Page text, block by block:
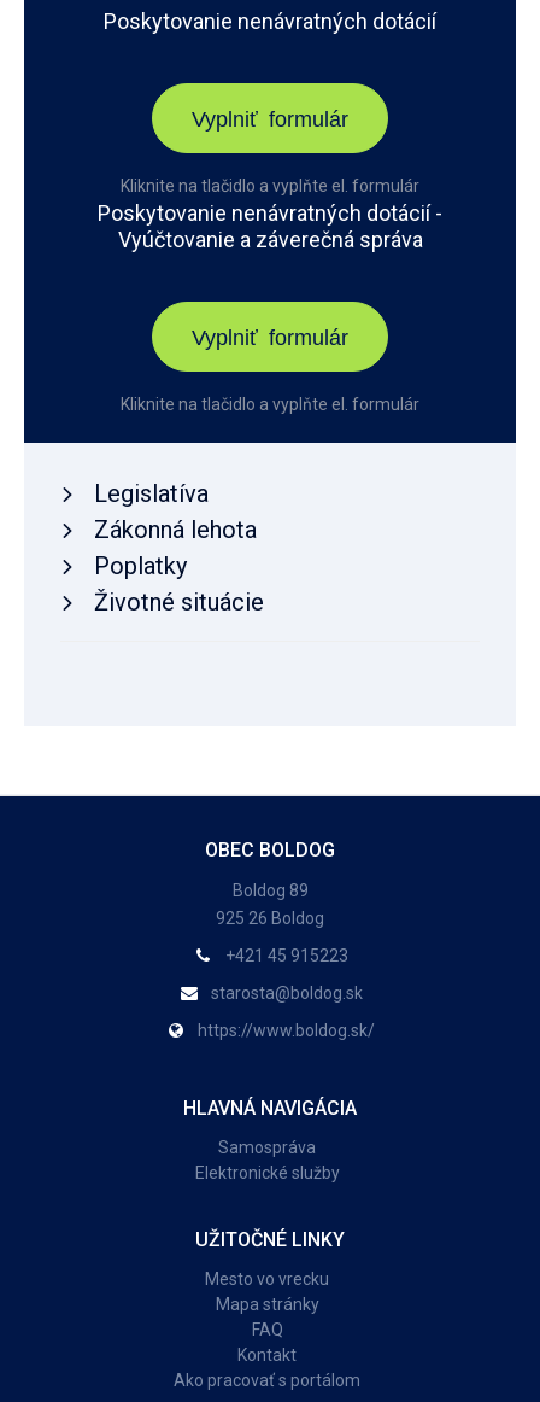
Poskytovanie nenávratných dotácií
Vyplniť formulár
Kliknite na tlačidlo a vyplňte el. formulár
Poskytovanie nenávratných dotácií -
Vyúčtovanie a záverečná správa
Vyplniť formulár
Kliknite na tlačidlo a vyplňte el. formulár
Legislatíva
Zákonná lehota
Poplatky
Životné situácie
OBEC BOLDOG
Boldog 89
925 26 Boldog
+421 45 915223
starosta@boldog.sk
https://www.boldog.sk/
HLAVNÁ NAVIGÁCIA
Samospráva
Elektronické služby
UŽITOČNÉ LINKY
Mesto vo vrecku
Mapa stránky
FAQ
Kontakt
Ako pracovať s portálom